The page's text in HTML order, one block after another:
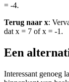
= -4.
Terug naar x:
dat x = 7 of x = -1.
Een
Interessant genoeg